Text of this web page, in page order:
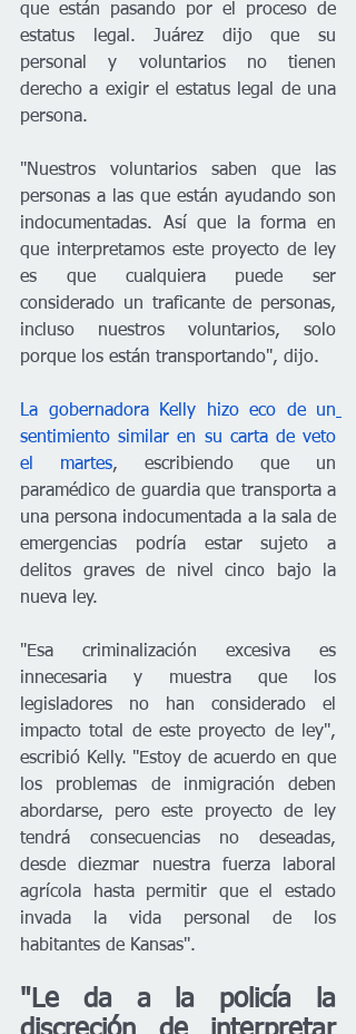
que están pasando por el proceso de
estatus legal. Juárez dijo que su
personal y voluntarios no tienen
derecho a exigir el estatus legal de una
persona.
"Nuestros voluntarios saben que las
personas a las que están ayudando son
indocumentadas. Así que la forma en
que interpretamos este proyecto de ley
es que cualquiera puede ser
considerado un traficante de personas,
incluso nuestros voluntarios, solo
porque los están transportando", dijo.
La gobernadora Kelly hizo eco de un
sentimiento similar en su carta de veto
el martes, escribiendo que un
paramédico de guardia que transporta a
una persona indocumentada a la sala de
emergencias podría estar sujeto a
delitos graves de nivel cinco bajo la
nueva ley.
"Esa criminalización excesiva es
innecesaria y muestra que los
legisladores no han considerado el
impacto total de este proyecto de ley",
escribió Kelly. "Estoy de acuerdo en que
los problemas de inmigración deben
abordarse, pero este proyecto de ley
tendrá consecuencias no deseadas,
desde diezmar nuestra fuerza laboral
agrícola hasta permitir que el estado
invada la vida personal de los
habitantes de Kansas".
"Le da a la policía la